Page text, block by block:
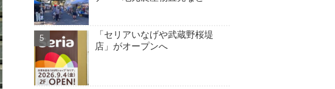
「セリアいなげや武蔵野桜堤
店」がオープンへ